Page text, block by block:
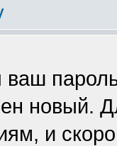
ваш
новый.
и